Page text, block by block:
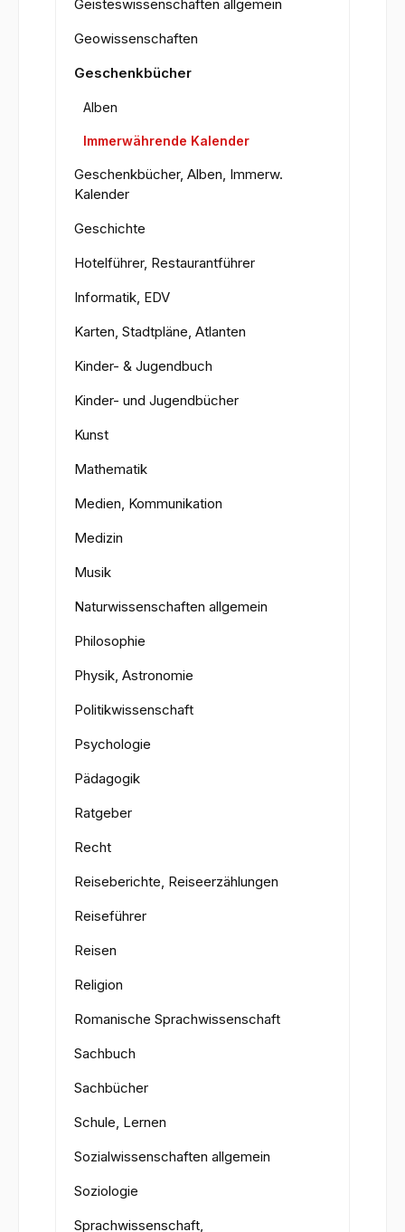
Geisteswissenschaften allgemein
Geowissenschaften
Geschenkbücher
Alben
Immerwährende Kalender
Geschenkbücher, Alben, Immerw.
Kalender
Geschichte
Hotelführer, Restaurantführer
Informatik, EDV
Karten, Stadtpläne, Atlanten
Kinder- & Jugendbuch
Kinder- und Jugendbücher
Kunst
Mathematik
Medien, Kommunikation
Medizin
Musik
Naturwissenschaften allgemein
Philosophie
Physik, Astronomie
Politikwissenschaft
Psychologie
Pädagogik
Ratgeber
Recht
Reiseberichte, Reiseerzählungen
Reiseführer
Reisen
Religion
Romanische Sprachwissenschaft
Sachbuch
Sachbücher
Schule, Lernen
Sozialwissenschaften allgemein
Soziologie
Sprachwissenschaft,